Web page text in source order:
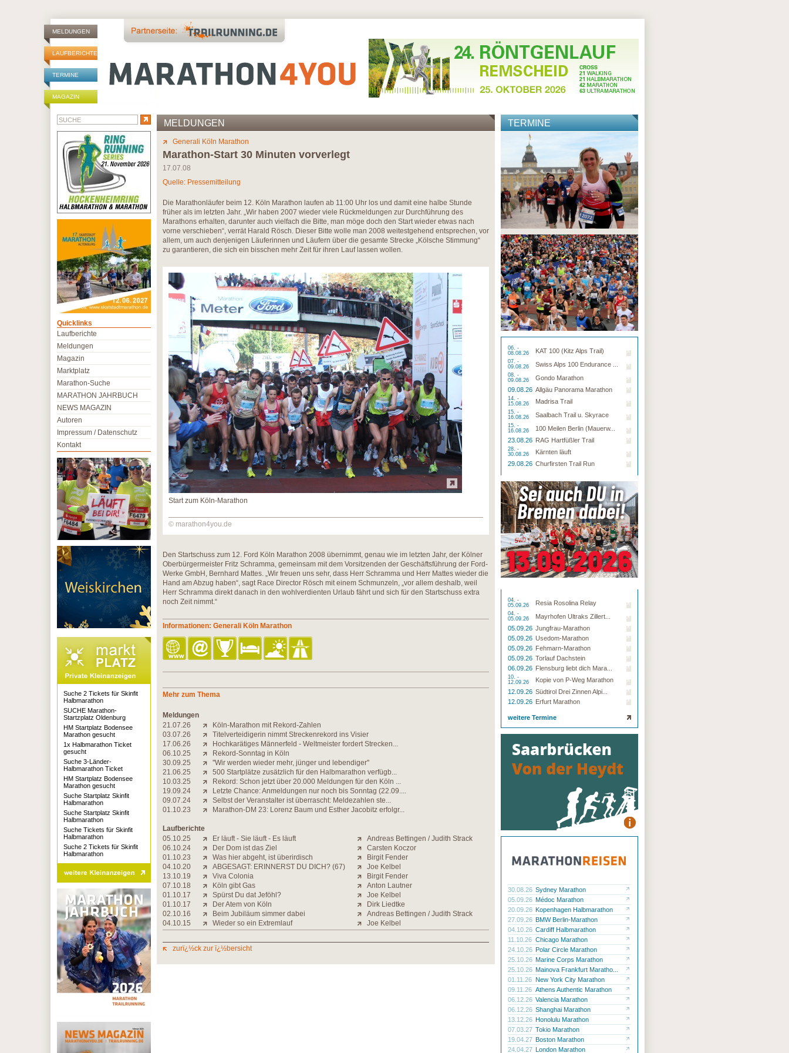
MELDUNGEN
LAUFBERICHTE
TERMINE
MAGAZIN
MELDUNGEN
Generali Köln Marathon
Marathon-Start 30 Minuten vorverlegt
17.07.08
Quelle: Pressemitteilung
Die Marathonläufer beim 12. Köln Marathon laufen ab 11:00 Uhr los und damit eine halbe Stunde
früher als im letzten Jahr. „Wir haben 2007 wieder viele Rückmeldungen zur Durchführung des
Marathons erhalten, darunter auch vielfach die Bitte, man möge doch den Start wieder etwas nach
vorne verschieben“, verrät Harald Rösch. Dieser Bitte wolle man 2008 weitestgehend entsprechen, vor
allem, um auch denjenigen Läuferinnen und Läufern über die gesamte Strecke „Kölsche Stimmung“
zu garantieren, die sich ein bisschen mehr Zeit für ihren Lauf lassen wollen.
Start zum Köln-Marathon
© marathon4you.de
Den Startschuss zum 12. Ford Köln Marathon 2008 übernimmt, genau wie im letzten Jahr, der Kölner
Oberbürgermeister Fritz Schramma, gemeinsam mit dem Vorsitzenden der Geschäftsführung der Ford-
Werke GmbH, Bernhard Mattes. „Wir freuen uns sehr, dass Herr Schramma und Herr Mattes wieder die
Hand am Abzug haben“, sagt Race Director Rösch mit einem Schmunzeln, „vor allem deshalb, weil
Herr Schramma direkt danach in den wohlverdienten Urlaub fährt und sich für den Startschuss extra
noch Zeit nimmt.“
Informationen: Generali Köln Marathon
Mehr zum Thema
Meldungen
21.07.26
Köln-Marathon mit Rekord-Zahlen
03.07.26
Titelverteidigerin nimmt Streckenrekord ins Visier
17.06.26
Hochkarätiges Männerfeld - Weltmeister fordert Strecken...
06.10.25
Rekord-Sonntag in Köln
30.09.25
''Wir werden wieder mehr, jünger und lebendiger''
21.06.25
500 Startplätze zusätzlich für den Halbmarathon verfügb...
10.03.25
Rekord: Schon jetzt über 20.000 Meldungen für den Köln ...
19.09.24
Letzte Chance: Anmeldungen nur noch bis Sonntag (22.09....
09.07.24
Selbst der Veranstalter ist überrascht: Meldezahlen ste...
01.10.23
Marathon-DM 23: Lorenz Baum und Esther Jacobitz erfolgr...
Laufberichte
05.10.25
Er läuft - Sie läuft - Es läuft
Andreas Bettingen / Judith Strack
06.10.24
Der Dom ist das Ziel
Carsten Koczor
01.10.23
Was hier abgeht, ist überirdisch
Birgit Fender
04.10.20
ABGESAGT: ERINNERST DU DICH? (67)
Joe Kelbel
13.10.19
Viva Colonia
Birgit Fender
07.10.18
Köln gibt Gas
Anton Lautner
01.10.17
Spürst Du dat Jeföhl?
Joe Kelbel
01.10.17
Der Atem von Köln
Dirk Liedtke
02.10.16
Beim Jubiläum simmer dabei
Andreas Bettingen / Judith Strack
04.10.15
Wieder so ein Extremlauf Joe Kelbel
zurï¿½ck zur ï¿½bersicht
TERMINE
06. -
08.08.26
KAT 100 (Kitz Alps Trail)
07. -
09.08.26
Swiss Alps 100 Endurance ...
08. -
09.08.26
Gondo Marathon
09.08.26 Allgäu Panorama Marathon
14. -
15.08.26
Madrisa Trail
15. -
16.08.26
Saalbach Trail u. Skyrace
15. -
16.08.26
100 Meilen Berlin (Mauerw...
23.08.26 RAG Hartfüßler Trail
28. -
30.08.26
Kärnten läuft
29.08.26 Churfirsten Trail Run
04. -
05.09.26
Resia Rosolina Relay
04. -
05.09.26
Mayrhofen Ultraks Zillert...
05.09.26 Jungfrau-Marathon
05.09.26 Usedom-Marathon
05.09.26 Fehmarn-Marathon
05.09.26 Torlauf Dachstein
06.09.26 Flensburg liebt dich Mara...
10. -
12.09.26
Kopie von P-Weg Marathon
12.09.26 Südtirol Drei Zinnen Alpi...
12.09.26 Erfurt Marathon
weitere Termine
30.08.26 Sydney Marathon
05.09.26 Médoc Marathon
20.09.26 Kopenhagen Halbmarathon
27.09.26 BMW Berlin-Marathon
04.10.26 Cardiff Halbmarathon
11.10.26 Chicago Marathon
24.10.26 Polar Circle Marathon
25.10.26 Marine Corps Marathon
25.10.26 Mainova Frankfurt Maratho...
01.11.26 New York City Marathon
09.11.26 Athens Authentic Marathon
06.12.26 Valencia Marathon
06.12.26 Shanghai Marathon
13.12.26 Honolulu Marathon
07.03.27 Tokio Marathon
19.04.27 Boston Marathon
24.04.27 London Marathon
Quicklinks
Laufberichte
Meldungen
Magazin
Marktplatz
Marathon-Suche
MARATHON JAHRBUCH
NEWS MAGAZIN
Autoren
Impressum / Datenschutz
Kontakt
Suche 2 Tickets für Skinfit
Halbmarathon
SUCHE Marathon-
Startzplatz Oldenburg
HM Startplatz Bodensee
Marathon gesucht
1x Halbmarathon Ticket
gesucht
Suche 3-Länder-
Halbmarathon Ticket
HM Startplatz Bodensee
Marathon gesucht
Suche Startplatz Skinfit
Halbmarathon
Suche Startplatz Skinfit
Halbmarathon
Suche Tickets für Skinfit
Halbmarathon
Suche 2 Tickets für Skinfit
Halbmarathon